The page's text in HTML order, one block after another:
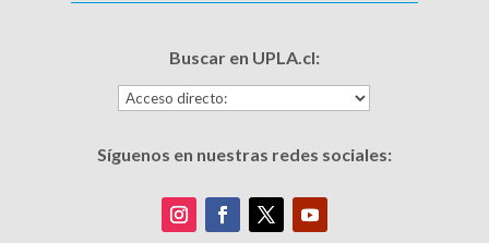
Buscar en UPLA.cl:
Síguenos en nuestras redes sociales: